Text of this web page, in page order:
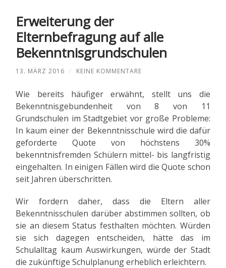
Erweiterung der
Elternbefragung auf alle
Bekenntnisgrundschulen
13. MÄRZ 2016 / KEINE KOMMENTARE
Wie bereits häufiger erwähnt, stellt uns die
Bekenntnisgebundenheit von 8 von 11
Grundschulen im Stadtgebiet vor große Probleme:
In kaum einer der Bekenntnisschule wird die dafür
geforderte Quote von höchstens 30%
bekenntnisfremden Schülern mittel- bis langfristig
eingehalten. In einigen Fällen wird die Quote schon
seit Jahren überschritten.
Wir fordern daher, dass die Eltern aller
Bekenntnisschulen darüber abstimmen sollten, ob
sie an diesem Status festhalten möchten. Würden
sie sich dagegen entscheiden, hätte das im
Schulalltag kaum Auswirkungen, würde der Stadt
die zukünftige Schulplanung erheblich erleichtern.